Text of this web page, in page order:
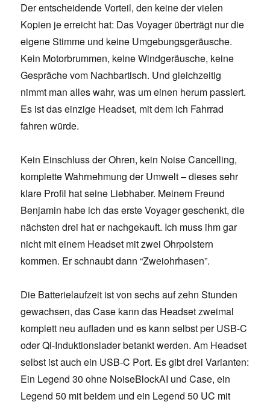
Der entscheidende Vorteil, den keine der vielen
Kopien je erreicht hat: Das Voyager überträgt nur die
eigene Stimme und keine Umgebungsgeräusche.
Kein Motorbrummen, keine Windgeräusche, keine
Gespräche vom Nachbartisch. Und gleichzeitig
nimmt man alles wahr, was um einen herum passiert.
Es ist das einzige Headset, mit dem ich Fahrrad
fahren würde.
Kein Einschluss der Ohren, kein Noise Cancelling,
komplette Wahrnehmung der Umwelt – dieses sehr
klare Profil hat seine Liebhaber. Meinem Freund
Benjamin habe ich das erste Voyager geschenkt, die
nächsten drei hat er nachgekauft. Ich muss ihm gar
nicht mit einem Headset mit zwei Ohrpolstern
kommen. Er schnaubt dann “Zweiohrhasen”.
Die Batterielaufzeit ist von sechs auf zehn Stunden
gewachsen, das Case kann das Headset zweimal
komplett neu aufladen und es kann selbst per USB-C
oder Qi-Induktionslader betankt werden. Am Headset
selbst ist auch ein USB-C Port. Es gibt drei Varianten:
Ein Legend 30 ohne NoiseBlockAI und Case, ein
Legend 50 mit beidem und ein Legend 50 UC mit